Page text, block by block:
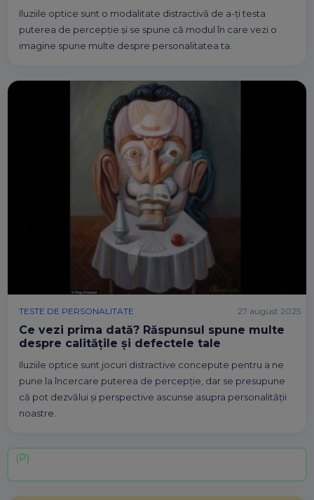
Iluziile optice sunt o modalitate distractivă de a-ți testa
puterea de percepție și se spune că modul în care vezi o
imagine spune multe despre personalitatea ta.
TESTE DE PERSONALITATE
Ce vezi prima dată? Răspunsul spune multe
despre calitățile și defectele tale
Iluziile optice sunt jocuri distractive concepute pentru a ne
pune la încercare puterea de percepție, dar se presupune
că pot dezvălui și perspective ascunse asupra personalității
noastre.
27 august 2025